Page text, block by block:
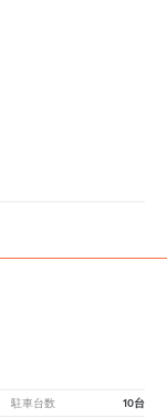
駐車台数 10台